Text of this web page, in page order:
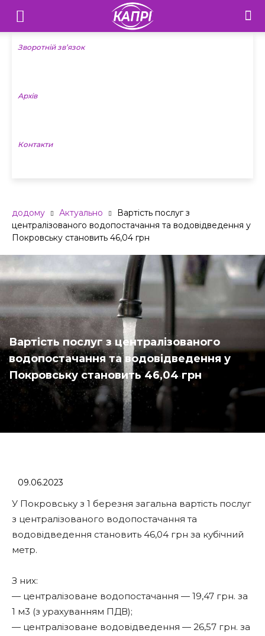
Телебачення
«Капрі»
Новини
Зворотній зв’язок
Архів
Контакти
додому Актуально
Вартість послуг з
централізованого водопостачання та водовідведення у
Покровську становить 46,04 грн
Вартість послуг з централізованого
водопостачання та водовідведення у
Покровську становить 46,04 грн
09.06.2023
У Покровську з 1 березня загальна вартість послуг
з централізованого водопостачання та
водовідведення становить 46,04 грн за кубічний
метр.
З них:
— централізоване водопостачання — 19,47 грн. за
1 м3 (з урахуванням ПДВ);
— централізоване водовідведення — 26,57 грн. за